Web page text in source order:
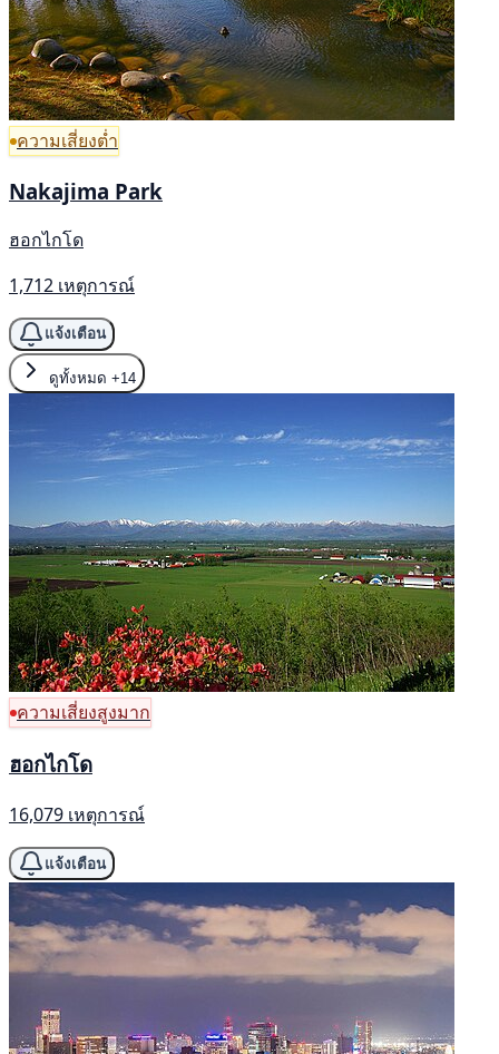
ความเสี่ยงต่ำ
Nakajima Park
ฮอกไกโด
1,712 เหตุการณ์
แจ้งเตือน
ดูทั้งหมด +14
ความเสี่ยงสูงมาก
ฮอกไกโด
16,079 เหตุการณ์
แจ้งเตือน